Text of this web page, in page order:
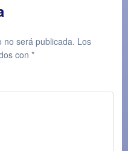
no será publicada. Los
con *